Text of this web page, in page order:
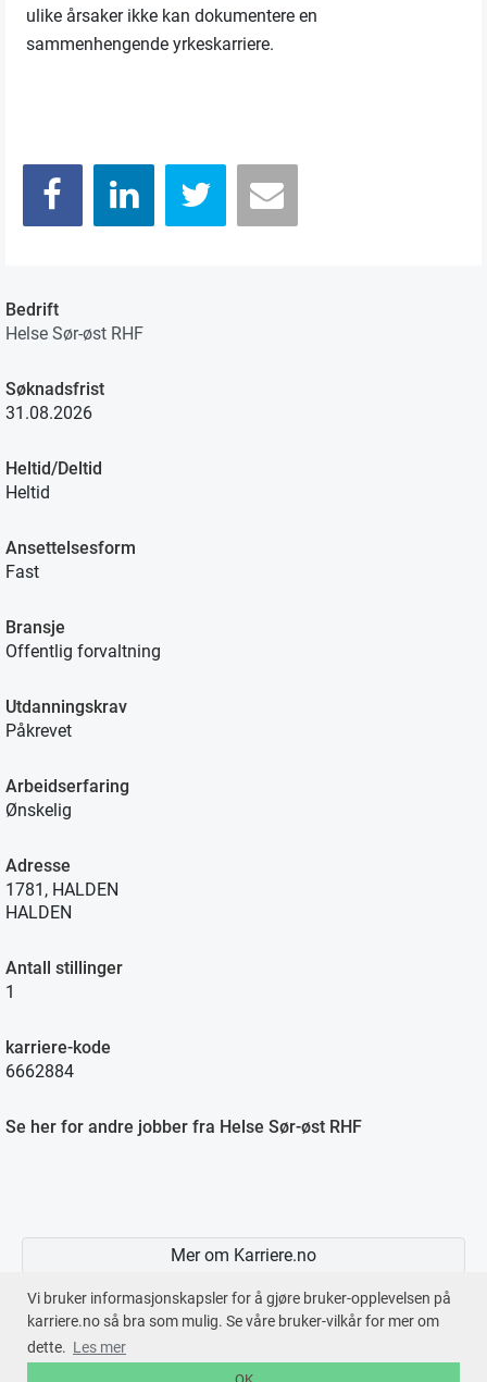
Vi bruker informasjonskapsler for å gjøre bruker-opplevelsen på
karriere.no så bra som mulig. Se våre bruker-vilkår for mer om
dette. Les mer
ulike årsaker ikke kan dokumentere en
sammenhengende yrkeskarriere.
Bedrift
Helse Sør-øst RHF
Søknadsfrist
31.08.2026
Heltid/Deltid
Heltid
Ansettelsesform
Fast
Bransje
Offentlig forvaltning
Utdanningskrav
Påkrevet
Arbeidserfaring
Ønskelig
Adresse
1781, HALDEN
HALDEN
Antall stillinger
1
karriere-kode
6662884
Se her for andre jobber fra Helse Sør-øst RHF
Mer om Karriere.no
Karriere.no